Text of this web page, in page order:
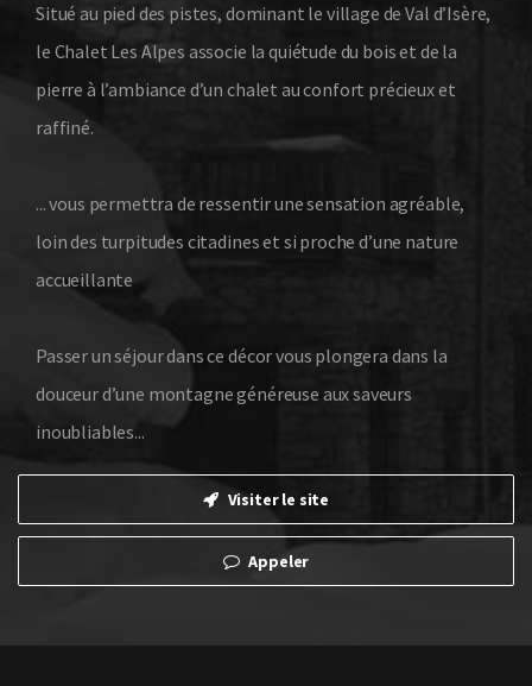
Situé au pied des pistes, dominant le village de Val d’Isère,
le Chalet Les Alpes associe la quiétude du bois et de la
pierre à l’ambiance d’un chalet au confort précieux et
raffiné.
... vous permettra de ressentir une sensation agréable,
loin des turpitudes citadines et si proche d’une nature
accueillante
Passer un séjour dans ce décor vous plongera dans la
douceur d’une montagne généreuse aux saveurs
inoubliables...
Visiter le site
Appeler